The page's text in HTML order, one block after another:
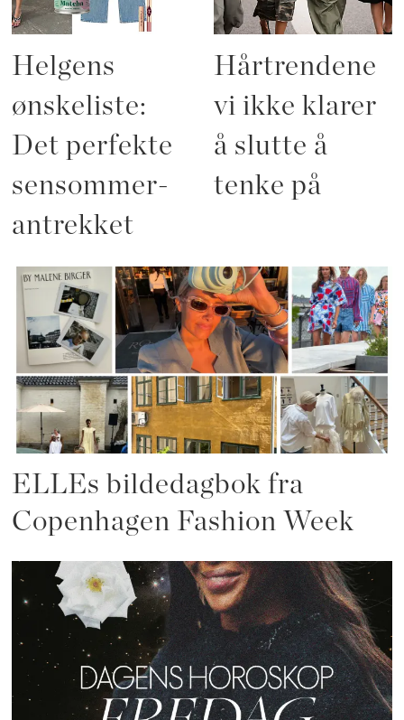
Helgens
ønskeliste:
Det perfekte
sensommer-
antrekket
Hårtrendene
vi ikke klarer
å slutte å
tenke på
ELLEs bildedagbok fra
Copenhagen Fashion Week